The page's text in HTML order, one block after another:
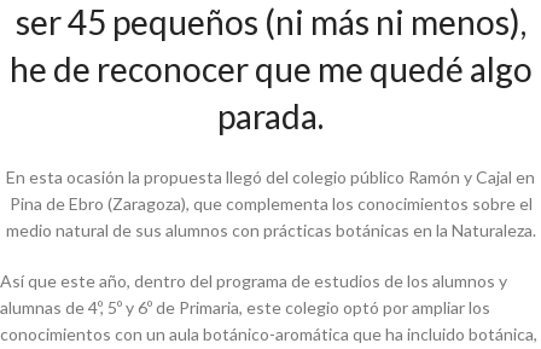
ser 45 pequeños (ni más ni menos),
he de reconocer que me quedé algo
parada.
En esta ocasión la propuesta llegó del colegio público Ramón y Cajal en
Pina de Ebro (Zaragoza), que complementa los conocimientos sobre el
medio natural de sus alumnos con prácticas botánicas en la Naturaleza.
Así que este año, dentro del programa de estudios de los alumnos y
alumnas de 4º, 5º y 6º de Primaria, este colegio optó por ampliar los
conocimientos con un aula botánico-aromática que ha incluido botánica,